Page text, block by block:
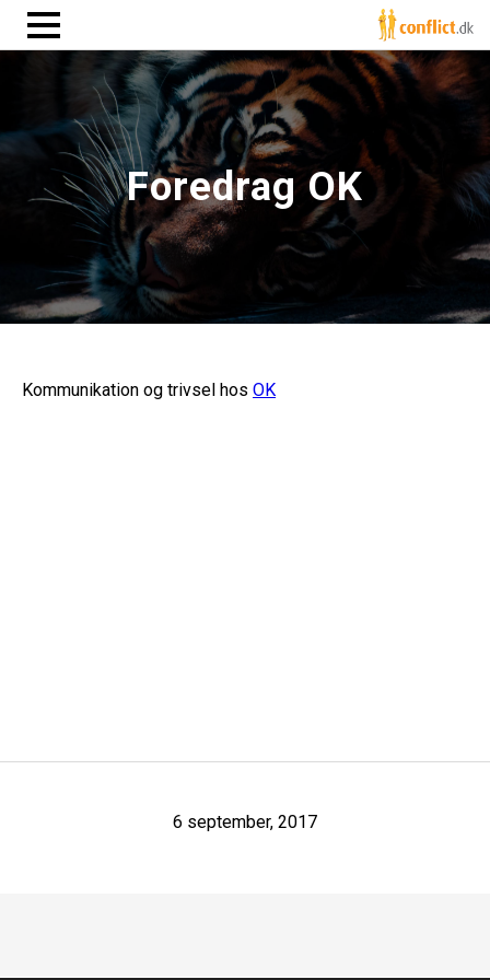
Foredrag OK
Kommunikation og trivsel hos OK
6 september, 2017